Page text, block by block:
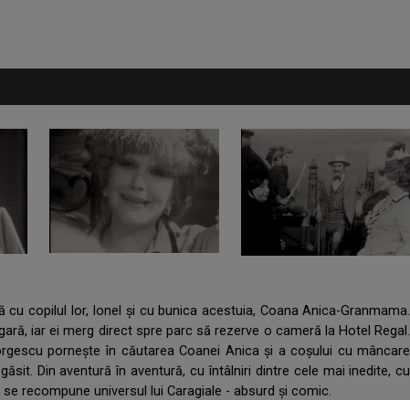
copilul lor, Ionel şi cu bunica acestuia, Coana Anica-Granmama.
iar ei merg direct spre parc să rezerve o cameră la Hotel Regal.
pornește în căutarea Coanei Anica și a coșului cu mâncare
Din aventură în aventură, cu întâlniri dintre cele mai inedite, cu
se recompune universul lui Caragiale - absurd și comic.